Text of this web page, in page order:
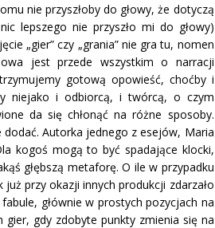
nie przyszłoby do głowy, że dotyczą
lepszego nie przyszło mi do głowy)
„gier” czy „grania” nie gra tu, nomen
jest przede wszystkim o narracji
gotową opowieść, choćby i
niejako i odbiorcą, i twórcą, o czym
da się chłonąć na różne sposoby.
Autorka jednego z esejów, Maria
kogoś mogą to być spadające klocki,
głębszą metaforę. O ile w przypadku
przy okazji innych produkcji zdarzało
głównie w prostych pozycjach na
gier, gdy zdobyte punkty zmienia się na